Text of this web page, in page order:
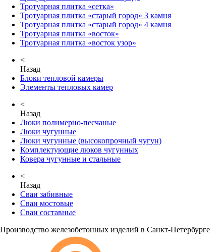
Тротуарная плитка «сетка»
Тротуарная плитка «старый город» 3 камня
Тротуарная плитка «старый город» 4 камня
Тротуарная плитка «восток»
Тротуарная плитка «восток узор»
<
Назад
Блоки тепловой камеры
Элементы тепловых камер
<
Назад
Люки полимерно-песчаные
Люки чугунные
Люки чугунные (высокопрочный чугун)
Комплектующие люков чугунных
Ковера чугунные и стальные
<
Назад
Сваи забивные
Сваи мостовые
Сваи составные
Производство железобетонных изделий в Санкт-Петербурге